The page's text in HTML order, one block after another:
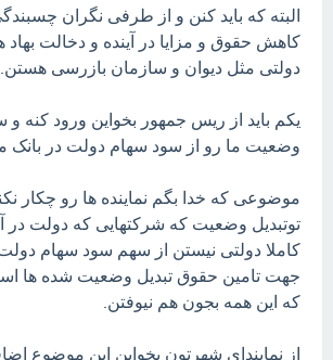
البته که باید کنن و از طرفی نگران
کاهش حقوق و مزایا در آینده و دخالت بهاد
دولتی مثل دیوان و سازمان بازرسی هستن.
یکم باید از ریس جمهور بخواین ورود کنه و
وضعیت ما رو از سود سهام دولت در بانک
موضوعی که خدا بگم نماینده ها رو چکار
توتبدیل وضعیت که شرکتهایی که دولت در
کاملا دولتی نیستن از سهم سود سهام
جهت تامین حقوق تبدیل وضعیت شده ها
که این همه بجون هم نیوفتن.
از نمایندای شهرتون بخواین این موضوع